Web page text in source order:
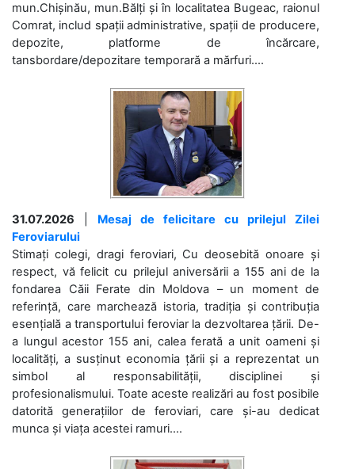
mun.Chișinău, mun.Bălți și în localitatea Bugeac, raionul
Comrat, includ spații administrative, spații de producere,
depozite, platforme de încărcare,
tansbordare/depozitare temporară a mărfuri....
31.07.2026
Mesaj de felicitare cu prilejul Zilei
Feroviarului
Stimați colegi, dragi feroviari, Cu deosebită onoare și
respect, vă felicit cu prilejul aniversării a 155 ani de la
fondarea Căii Ferate din Moldova – un moment de
referință, care marchează istoria, tradiția și contribuția
esențială a transportului feroviar la dezvoltarea țării. De-
a lungul acestor 155 ani, calea ferată a unit oameni și
localități, a susținut economia țării și a reprezentat un
simbol al responsabilității, disciplinei și
profesionalismului. Toate aceste realizări au fost posibile
datorită generațiilor de feroviari, care și-au dedicat
munca și viața acestei ramuri....